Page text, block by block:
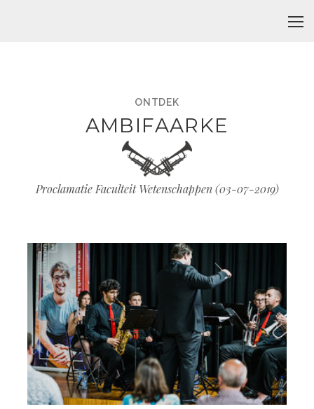
ONTDEK
AMBIFAARKE
Proclamatie Faculteit Wetenschappen (03-07-2019)